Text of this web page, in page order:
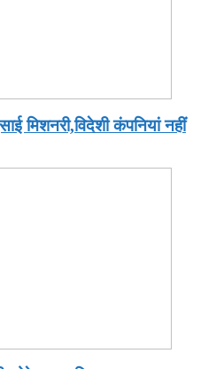
मिशनरी,विदेशी कंपनियां नहीं